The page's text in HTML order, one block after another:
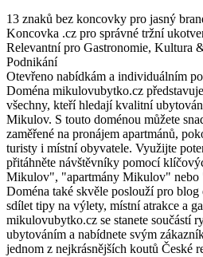
13 znaků bez koncovky pro jasný
Koncovka .cz pro správné tržní
Relevantní pro Gastronomie, Kultura
Podnikání
Otevřeno nabídkám a individuálním
Doména mikulovubytko.cz
všechny, kteří hledají kvalitní
Mikulov. S touto doménou můžete
zaměřené na pronájem apartmánů,
turisty i místní obyvatele. Využijte
přitáhněte návštěvníky pomocí
Mikulov", "apartmány Mikulov"
Doména také skvěle poslouží pro blog
sdílet tipy na výlety, místní atrakce a
mikulovubytko.cz se stanete součástí
ubytováním a nabídnete svým
jednom z nejkrásnějších koutů České